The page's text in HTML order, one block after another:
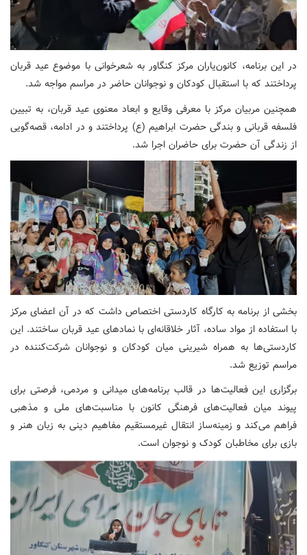
در این برنامه، کانون‌یاران مرکز کنگاور به شعرخوانی با موضوع عید قربان
پرداختند که با استقبال کودکان و نوجوانان حاضر در مراسم مواجه شد.
همچنین مربیان مرکز با معرفی وقایع و ابعاد معنوی عید قربان، به تبیین
فلسفه قربانی و بندگی حضرت ابراهیم (ع) پرداختند و در ادامه، قصه‌گویی
از زندگی آن حضرت برای حاضران اجرا شد.
بخشی از برنامه به کارگاه کاردستی اختصاص داشت که در آن اعضای مرکز
با استفاده از مواد ساده، آثار خلاقانه‌ای با نمادهای عید قربان ساختند. این
کاردستی‌ها به همراه شیرینی میان کودکان و نوجوانان شرکت‌کننده در
مراسم توزیع شد.
برگزاری این فعالیت‌ها در قالب برنامه‌های میدانی و مردمی، فرصتی برای
پیوند میان فعالیت‌های فرهنگی کانون با مناسبت‌های ملی و مذهبی
فراهم می‌کند و زمینه‌ساز انتقال غیرمستقیم مفاهیم دینی به زبان هنر و
بازی برای مخاطبان کودک و نوجوان است.